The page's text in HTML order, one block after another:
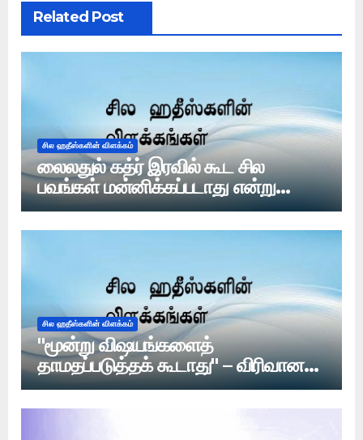
Related Post
சில ஹதீஸ்களின் விளக்கம்
லைலதுல் கத்ர் இரவில் கூட சில
பவங்கள் மன்னிக்கப்படாது என்று
ஹதீஸ் உள்ளதா?
சில ஹதீஸ்களின் விளக்கம்
"மூன்று விஷயங்களைத்
தாமதப்படுத்தக் கூடாது" – விரிவான
ஆய்வு